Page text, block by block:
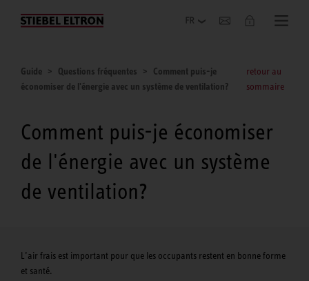
Entreprise
Guide Questions fréquentes
Comment puis-je
économiser de l'énergie avec un système de ventilation?
retour au
sommaire
Comment puis-je économiser
de l'énergie avec un système
de ventilation?
L’air frais est important pour que les occupants restent en bonne forme
et santé.